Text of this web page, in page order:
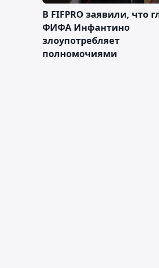
В FIFPRO заявили, что
ФИФА Инфантино
злоупотребляет
полномочиями